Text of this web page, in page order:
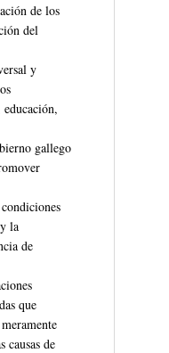
de los
del
y
gallego
la
de
que
causas de